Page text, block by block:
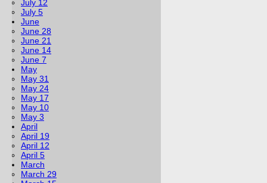
July 12
July 5
June
June 28
June 21
June 14
June 7
May
May 31
May 24
May 17
May 10
May 3
April
April 19
April 12
April 5
March
March 29